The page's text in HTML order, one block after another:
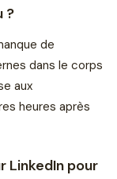
?
de
dans le corps
aux
heures après
LinkedIn pour